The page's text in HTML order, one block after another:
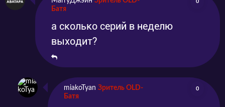
Батя
0
а сколько серий в неделю
выходит?
miakoTyan Зритель OLD-
Батя
0